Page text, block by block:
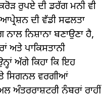
ਰੁਪਏ ਦੀ ਡਰੱਗ ਮਨੀ ਵੀ
ਆਪ੍ਰੇਸ਼ਨ ਦੀ ਵੱਡੀ ਸਫਲਤਾ
ਨਿਸ਼ਾਨਾ ਬਣਾਉਣਾ ਹੈ,
ਅਤੇ ਪਾਕਿਸਤਾਨੀ
ਅੱਗੇ ਕਿਹਾ ਕਿ ਇਹ
ਸਿਗਨਲ ਵਰਗੀਆਂ
ਅੰਤਰਰਾਸ਼ਟਰੀ ਨੰਬਰਾਂ ਰਾਹੀਂ